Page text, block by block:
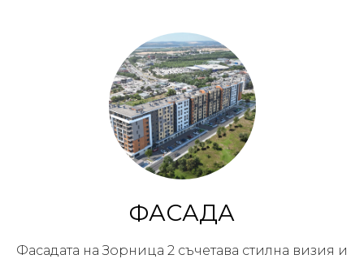
ФАСАДА
Фасадата на Зорница 2 съчетава стилна визия и